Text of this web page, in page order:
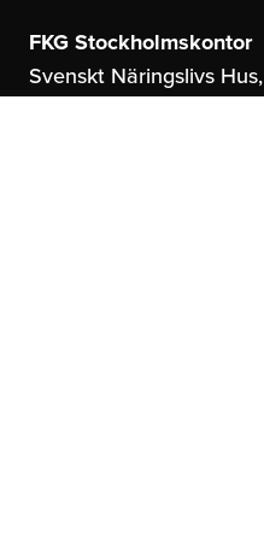
FKG Stockholmskontor
Svenskt Näringslivs Hus,